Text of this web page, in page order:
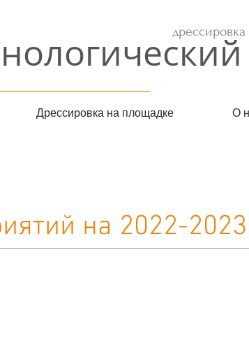
дрессировка
Дрессировка на площадке О
на 2022-